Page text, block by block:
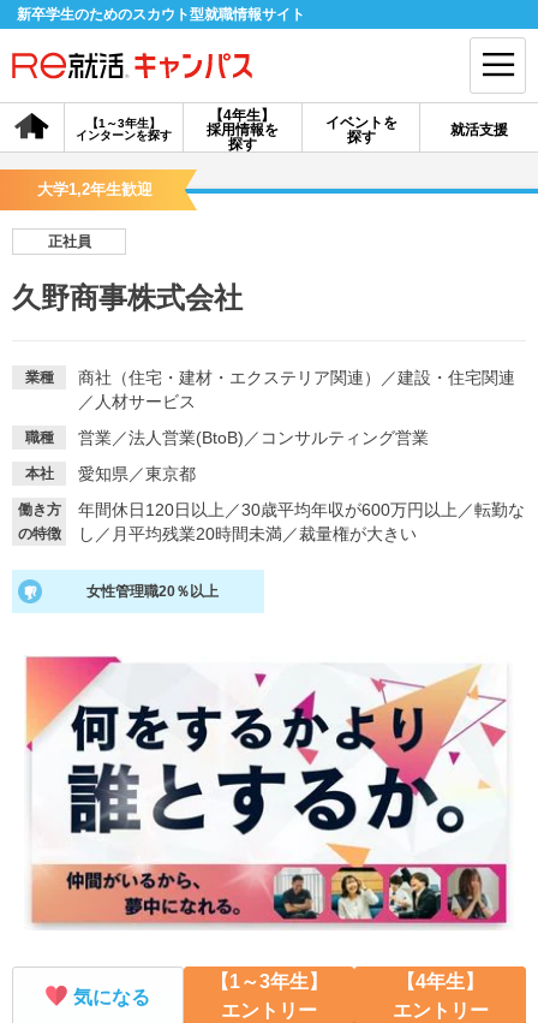
新卒学生のためのスカウト型就職情報サイト
【4年生】
採用情報を
探す
【1～3年生】
インターンを探す
イベントを
探す
就活支援
会員登録 ログイン
探す
イベントを探す スカウト お知らせ
就活ノウハウ・サポート
就活支援
就活ノウハウが満載！
あなたに合う仕事を診断！
就活チャンネル
動画で対策講座をチェック
就活ニュースペーパー
就活時事ニュースを更新
よくある質問
不明点があればこちら
大学1,2年生歓迎
正社員
久野商事株式会社
業種 商社（住宅・建材・エクステリア関連） ／建設・住宅関連
／ 人材サービス
職種 営業／法人営業(BtoB) ／ コンサルティング営業
本社 愛知県／東京都
働き方
の特徴
年間休日120日以上 ／30歳平均年収が600万円以上 ／転勤な
し ／ 月平均残業20時間未満／裁量権が大きい
女性管理職20％以上
気になる
【1～3年生】
エントリー
【4年生】
エントリー